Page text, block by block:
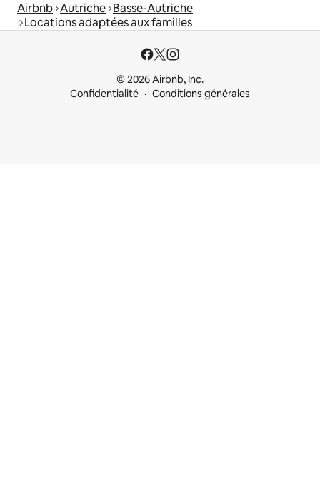
Airbnb Autriche Basse-Autriche
Locations adaptées aux familles
© 2026 Airbnb, Inc.
Confidentialité
Conditions générales